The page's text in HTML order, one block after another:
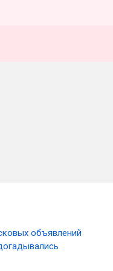
объявлений